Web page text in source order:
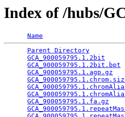
Index of /hubs/
Name
Parent Directory
GCA_900059795.1.2bit
GCA_900059795.1.2bit.bpt
GCA_900059795.1.agp.gz
GCA_900059795.1.fa.gz